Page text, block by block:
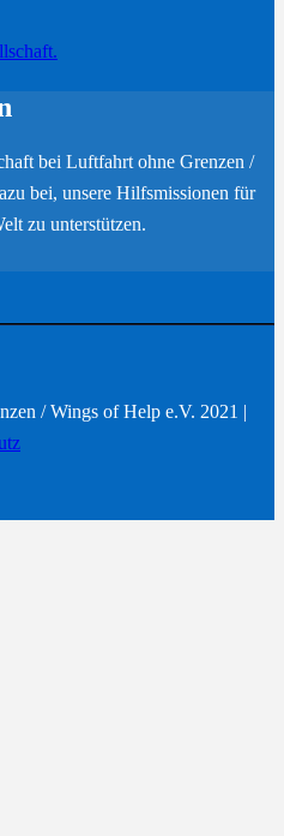
bei Luftfahrt ohne Grenzen /
bei, unsere Hilfsmissionen für
zu unterstützen.
/ Wings of Help e.V. 2021 |